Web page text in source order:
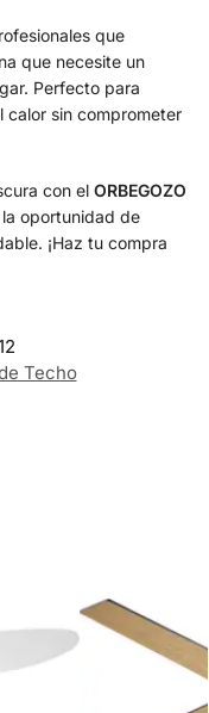
que
que necesite un
Perfecto para
calor sin comprometer
con el ORBEGOZO
oportunidad de
¡Haz tu compra
Techo